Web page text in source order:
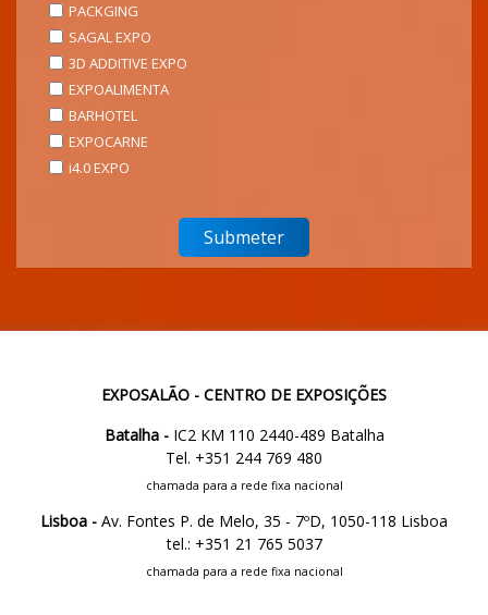
PACKGING
SAGAL EXPO
3D ADDITIVE EXPO
EXPOALIMENTA
BARHOTEL
EXPOCARNE
i4.0 EXPO
EXPOSALÃO - CENTRO DE EXPOSIÇÕES
Batalha -IC2 KM 110 2440-489 Batalha
Tel. +351 244 769 480
chamada para a rede fixa nacional
Lisboa - Av. Fontes P. de Melo, 35 - 7ºD, 1050-118 Lisboa
tel.: +351 21 765 5037
chamada para a rede fixa nacional